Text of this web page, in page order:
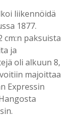
liikennöidä
1877.
cm:n paksuista
ja
oli alkuun 8,
majoittaa
Expressin